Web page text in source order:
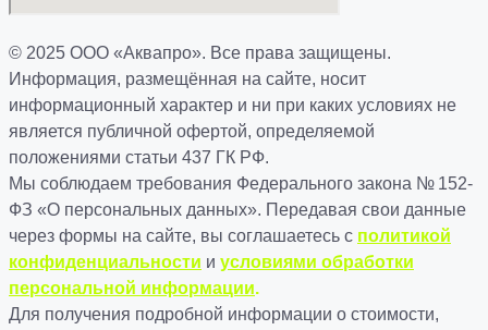
© 2025 ООО «Аквапро». Все права защищены.
Информация, размещённая на сайте, носит
информационный характер и ни при каких условиях не
является публичной офертой, определяемой
положениями статьи 437 ГК РФ.
Мы соблюдаем требования Федерального закона № 152-
ФЗ «О персональных данных». Передавая свои данные
через формы на сайте, вы соглашаетесь с политикой
конфиденциальности и условиями обработки
персональной информации.
Для получения подробной информации о стоимости,